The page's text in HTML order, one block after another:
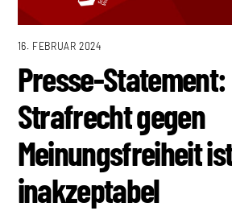
16. FEBRUAR 2024
Presse-Statement:
Strafrecht gegen
Meinungsfreiheit
inakzeptabel